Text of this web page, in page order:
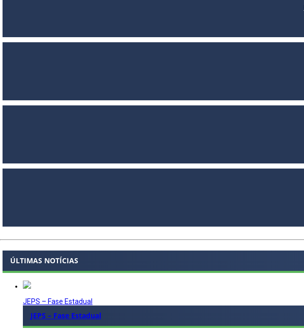
ÚLTIMAS NOTÍCIAS
JEPS – Fase Estadual
JEPS – Fase Estadual